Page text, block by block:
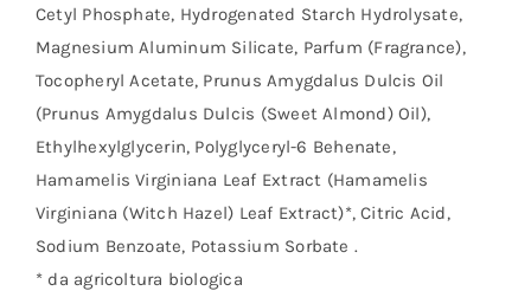
Cetyl Phosphate, Hydrogenated Starch Hydrolysate,
Magnesium Aluminum Silicate, Parfum (Fragrance),
Tocopheryl Acetate, Prunus Amygdalus Dulcis Oil
(Prunus Amygdalus Dulcis (Sweet Almond) Oil),
Ethylhexylglycerin, Polyglyceryl-6 Behenate,
Hamamelis Virginiana Leaf Extract (Hamamelis
Virginiana (Witch Hazel) Leaf Extract)*, Citric Acid,
Sodium Benzoate, Potassium Sorbate .
* da agricoltura biologica